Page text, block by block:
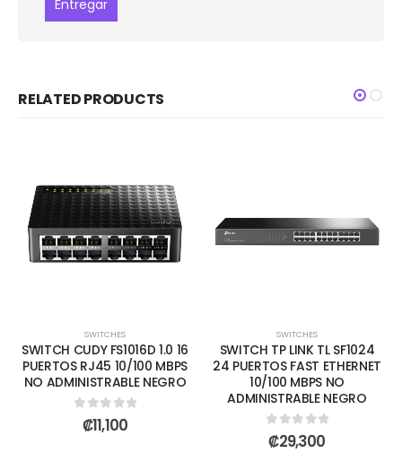
RELATED PRODUCTS
SWITCHES
SWITCH CUDY FS1016D 1.0 16
PUERTOS RJ45 10/100 MBPS
NO ADMINISTRABLE NEGRO
out of 5
₡11,100
SWITCHES
SWITCH TP LINK TL SF1024
24 PUERTOS FAST ETHERNET
10/100 MBPS NO
ADMINISTRABLE NEGRO
0out of 5
₡29,300